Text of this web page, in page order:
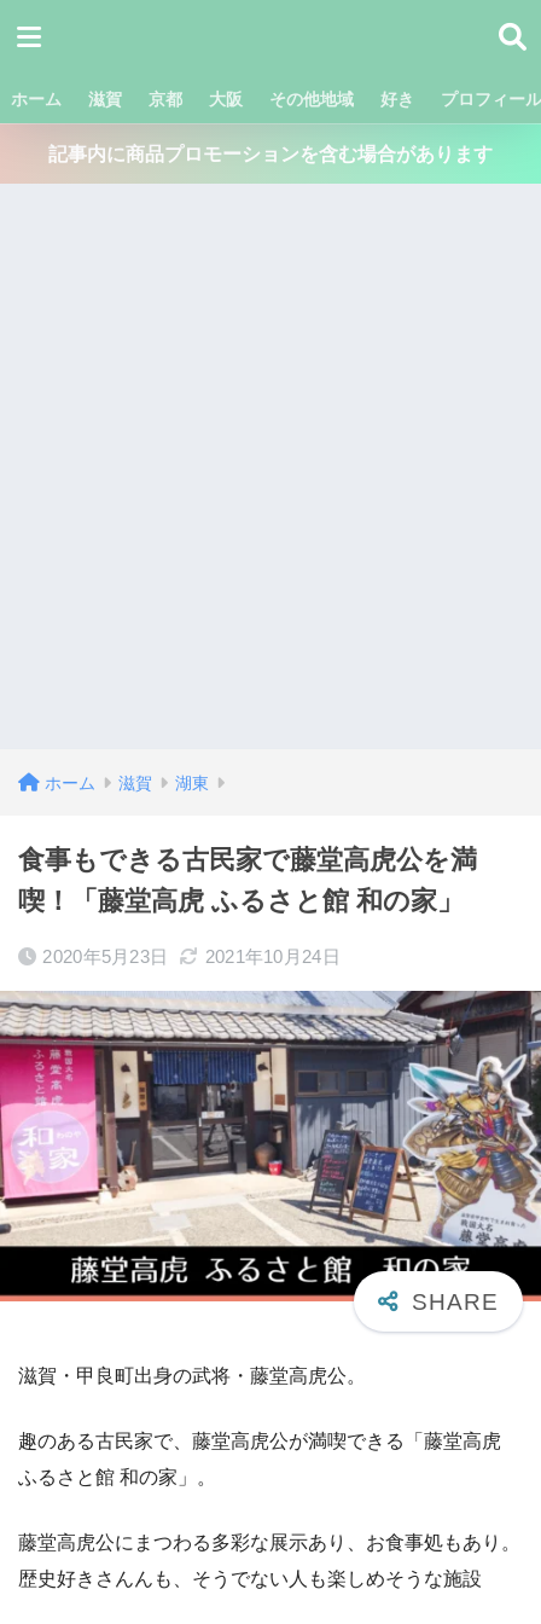
ホーム 滋賀 京都 大阪 その他地域 好き プロフィール
記事内に商品プロモーションを含む場合があります
ホーム 滋賀 湖東
食事もできる古民家で藤堂高虎公を満
喫！「藤堂高虎 ふるさと館 和の家」
2020年5月23日 2021年10月24日
滋賀・甲良町出身の武将・藤堂高虎公。
趣のある古民家で、藤堂高虎公が満喫できる「藤堂高虎
ふるさと館 和の家」。
藤堂高虎公にまつわる多彩な展示あり、お食事処もあり。
歴史好きさんんも、そうでない人も楽しめそうな施設